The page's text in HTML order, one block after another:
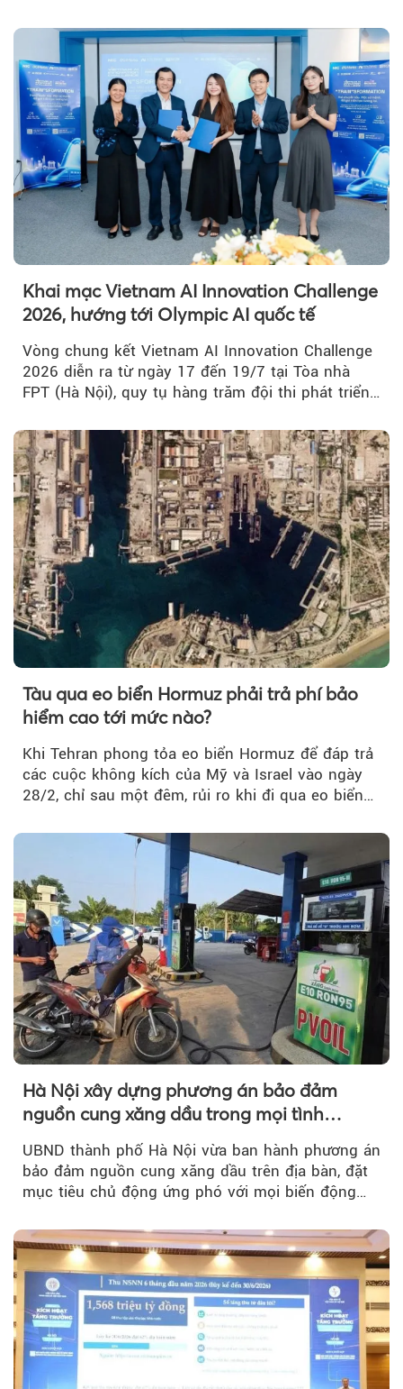
kết nối TP HCM với Đồng bằng sông Cửu Long.
Khai mạc Vietnam AI Innovation Challenge
2026, hướng tới Olympic AI quốc tế
Vòng chung kết Vietnam AI Innovation Challenge
2026 diễn ra từ ngày 17 đến 19/7 tại Tòa nhà
FPT (Hà Nội), quy tụ hàng trăm đội thi phát triển
Tàu qua eo biển Hormuz phải trả phí bảo
hiểm cao tới mức nào?
Khi Tehran phong tỏa eo biển Hormuz để đáp trả
các cuộc không kích của Mỹ và Israel vào ngày
28/2, chỉ sau một đêm, rủi ro khi đi qua eo biển
theo.
Hà Nội xây dựng phương án bảo đảm
nguồn cung xăng dầu trong mọi tình
UBND thành phố Hà Nội vừa ban hành phương án
bảo đảm nguồn cung xăng dầu trên địa bàn, đặt
mục tiêu chủ động ứng phó với mọi biến động